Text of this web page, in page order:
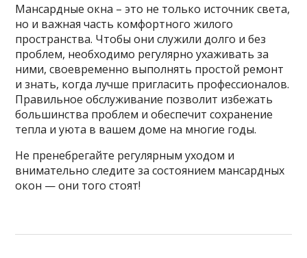
Мансардные окна – это не только источник света,
но и важная часть комфортного жилого
пространства. Чтобы они служили долго и без
проблем, необходимо регулярно ухаживать за
ними, своевременно выполнять простой ремонт
и знать, когда лучше пригласить профессионалов.
Правильное обслуживание позволит избежать
большинства проблем и обеспечит сохранение
тепла и уюта в вашем доме на многие годы.
Не пренебрегайте регулярным уходом и
внимательно следите за состоянием мансардных
окон — они того стоят!